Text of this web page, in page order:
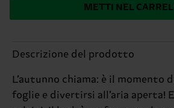
METTI NEL
Descrizione del prodotto
L’autunno chiama: è il momento
foglie e divertirsi all’aria aperta!